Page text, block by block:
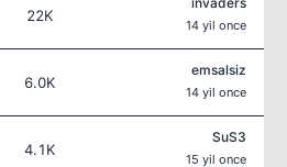
22K
14 yil once
6.0K
emsalsiz
14 yil once
4.1K
SuS3
15 yil once